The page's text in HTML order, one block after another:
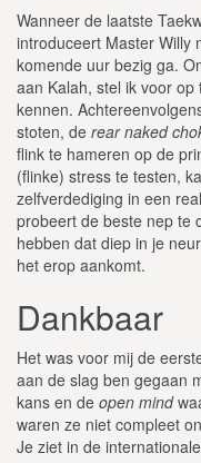
Wanneer de laatste
introduceert Master Willy
komende uur bezig ga.
aan Kalah, stel ik voor
kennen.
stoten, de rear naked
flink te hameren op de
(flinke) stress te testen,
zelfverdediging in een
probeert de beste nep te
hebben dat diep in je
het erop aankomt.
Dankbaar
Het was voor mij de
aan de slag ben gegaan
kans en de open mind
waren ze niet compleet
Je ziet in de